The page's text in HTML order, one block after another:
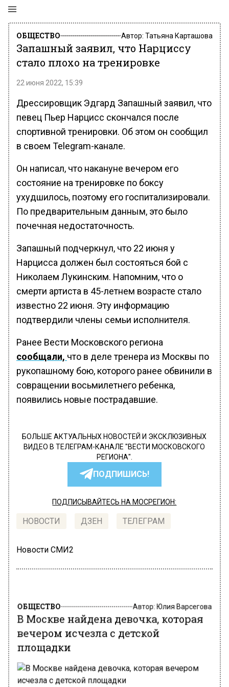
ОБЩЕСТВО Автор: Татьяна Карташова
Запашный заявил, что Нарциссу
стало плохо на тренировке
22 июня 2022, 15:39
Дрессировщик Эдгард Запашный заявил, что
певец Пьер Нарцисс скончался после
спортивной тренировки. Об этом он сообщил
в своем Telegram-канале.
Он написал, что накануне вечером его
состояние на тренировке по боксу
ухудшилось, поэтому его госпитализировали.
По предварительным данным, это было
почечная недостаточность.
Запашный подчеркнул, что 22 июня у
Нарцисса должен был состояться бой с
Николаем Лукинским. Напомним, что о
смерти артиста в 45-летнем возрасте стало
известно 22 июня. Эту информацию
подтвердили члены семьи исполнителя.
Ранее Вести Московского региона
сообщали, что в деле тренера из Москвы по
рукопашному бою, которого ранее обвинили в
совращении восьмилетнего ребенка,
появились новые пострадавшие.
БОЛЬШЕ АКТУАЛЬНЫХ НОВОСТЕЙ И ЭКСКЛЮЗИВНЫХ
ВИДЕО В ТЕЛЕГРАМ-КАНАЛЕ "ВЕСТИ МОСКОВСКОГО
РЕГИОНА".
ПОДПИШИСЬ!
ПОДПИСЫВАЙТЕСЬ НА МОСРЕГИОН:
НОВОСТИ ДЗЕН ТЕЛЕГРАМ
Новости СМИ2
ОБЩЕСТВО Автор:Юлия Варсегова
В Москве найдена девочка, которая
вечером исчезла с детской
площадки